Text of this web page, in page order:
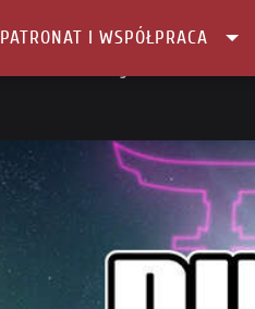
PATRONAT I WSPÓŁPRACA